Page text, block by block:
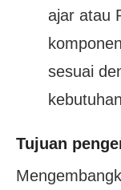
ajar atau
sesuai
Tujuan